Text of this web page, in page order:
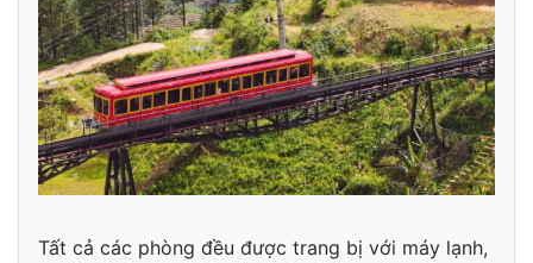
Tất cả các phòng đều được trang bị với máy lạnh,